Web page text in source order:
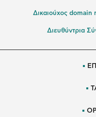
Δικαιούχος domain
Διευθύντρια